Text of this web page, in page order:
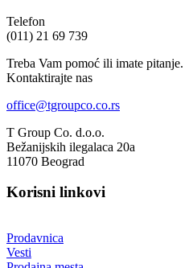
Telefon
(011) 21 69 739
Treba Vam pomoć ili imate pitanje.
Kontaktirajte nas
office@tgroupco.co.rs
T Group Co. d.o.o.
Bežanijskih ilegalaca 20a
11070 Beograd
Korisni linkovi
Prodavnica
Vesti